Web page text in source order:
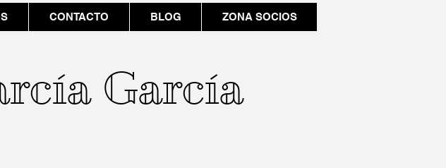
García
CONTACTO BLOG ZONA SOCIOS